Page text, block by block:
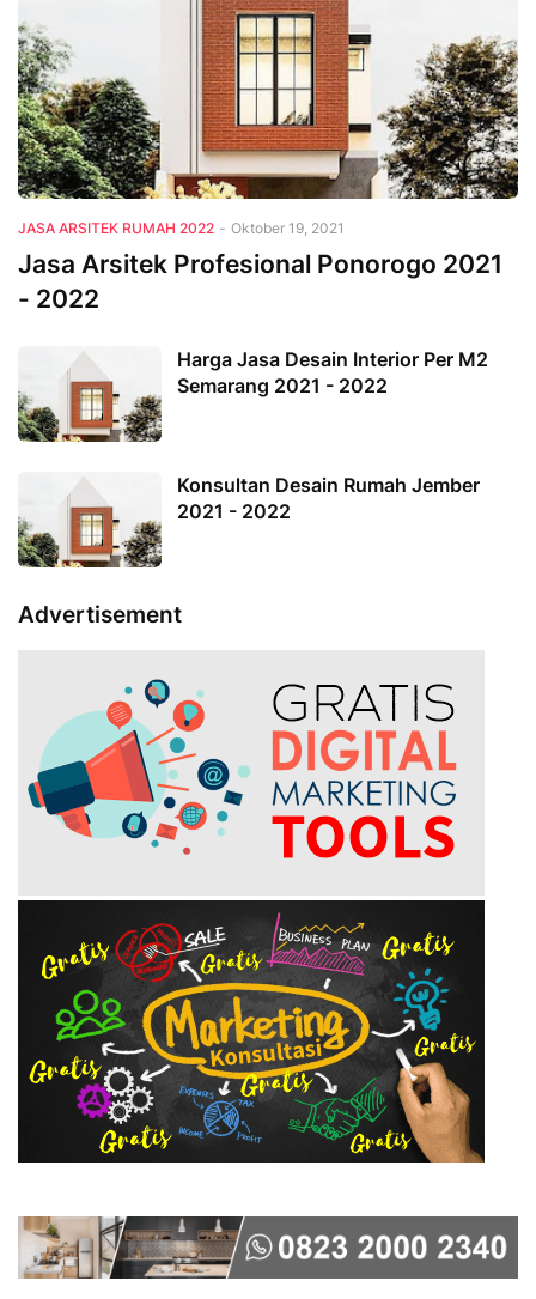
JASA ARSITEK RUMAH 2022 - Oktober 19, 2021
Jasa Arsitek Profesional Ponorogo 2021
- 2022
Harga Jasa Desain Interior Per M2
Semarang 2021 - 2022
Konsultan Desain Rumah Jember
2021 - 2022
Advertisement